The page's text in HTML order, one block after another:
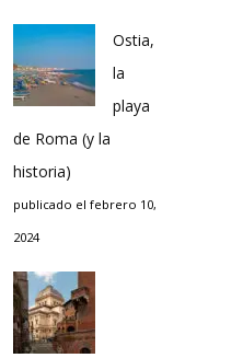
Ostia,
la
playa
de Roma (y la
historia)
publicado el febrero 10,
2024